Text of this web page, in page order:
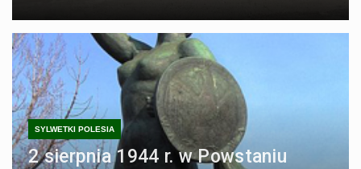
SYLWETKI POLESIA
2 sierpnia 1944 r. w Powstaniu